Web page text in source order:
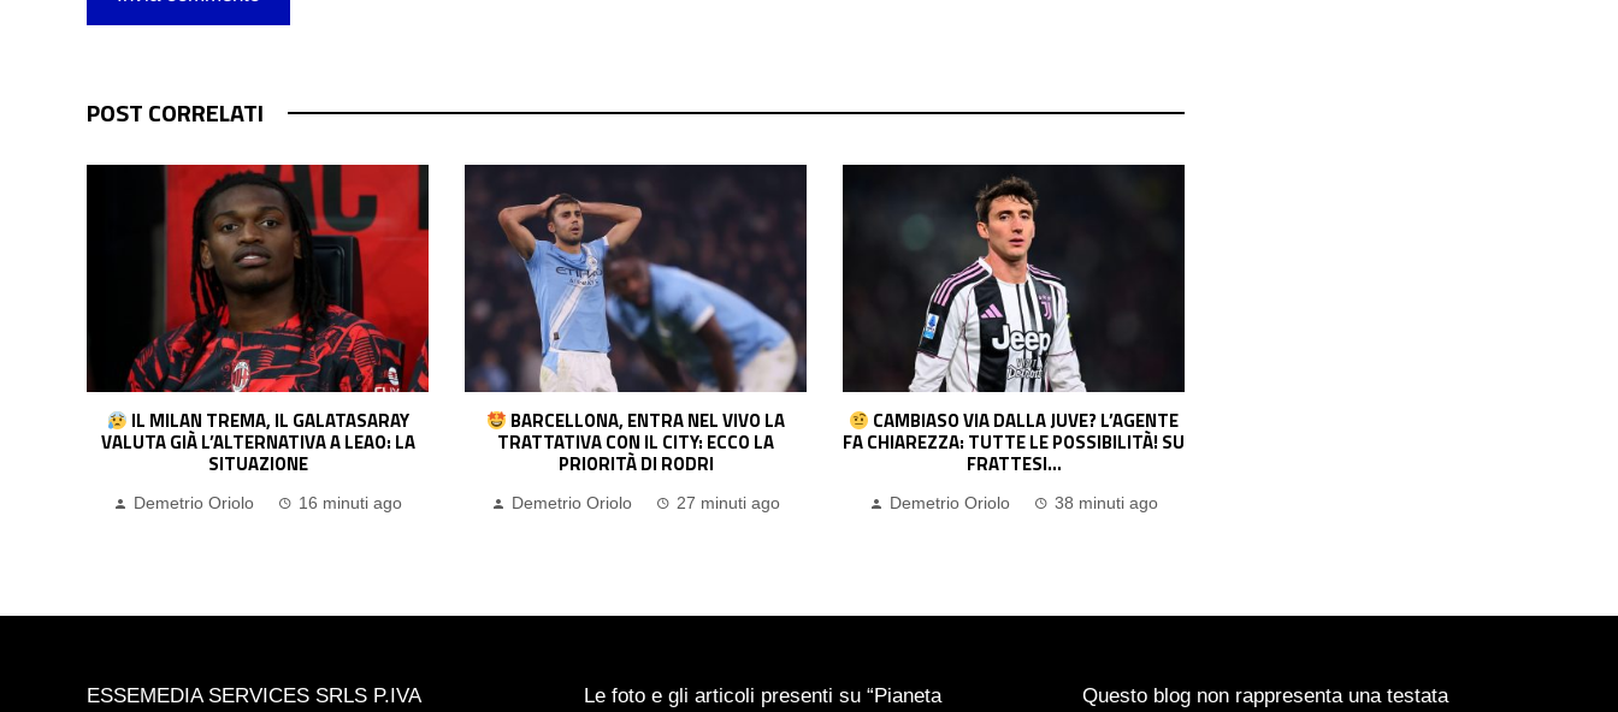
POST CORRELATI
IL MILAN TREMA, IL GALATASARAY
VALUTA GIÀ L’ALTERNATIVA A LEAO: LA
SITUAZIONE
Demetrio Oriolo 16 minuti ago
BARCELLONA, ENTRA NEL VIVO LA
TRATTATIVA CON IL CITY: ECCO LA
PRIORITÀ DI RODRI
Demetrio Oriolo 27 minuti ago
CAMBIASO VIA DALLA JUVE? L’AGENTE
FA CHIAREZZA: TUTTE LE POSSIBILITÀ! SU
FRATTESI…
Demetrio Oriolo 38 minuti ago
ESSEMEDIA SERVICES SRLS P.IVA Le foto e gli articoli presenti su “Pianeta Questo blog non rappresenta una testata